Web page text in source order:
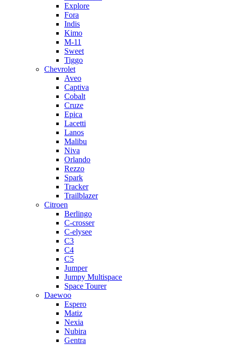
Explore
Fora
Indis
Kimo
M-11
Sweet
Tiggo
Chevrolet
Aveo
Captiva
Cobalt
Cruze
Epica
Lacetti
Lanos
Malibu
Niva
Orlando
Rezzo
Spark
Tracker
Trailblazer
Citroen
Berlingo
C-crosser
C-elysee
C3
C4
C5
Jumper
Jumpy Multispace
Space Tourer
Daewoo
Espero
Matiz
Nexia
Nubira
Gentra